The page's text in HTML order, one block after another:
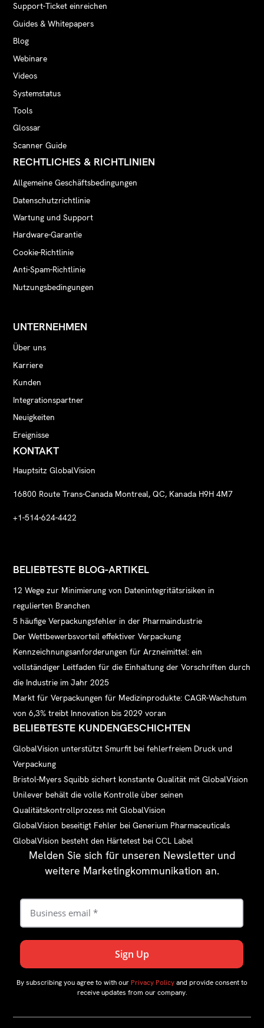
Support-Ticket einreichen
Guides & Whitepapers
Blog
Webinare
Videos
Systemstatus
Tools
Glossar
Scanner Guide
RECHTLICHES & RICHTLINIEN
Allgemeine Geschäftsbedingungen
Datenschutzrichtlinie
Wartung und Support
Hardware-Garantie
Cookie-Richtlinie
Anti-Spam-Richtlinie
Nutzungsbedingungen
UNTERNEHMEN
Über uns
Karriere
Kunden
Integrationspartner
Neuigkeiten
Ereignisse
KONTAKT
Hauptsitz GlobalVision
16800 Route Trans-Canada Montreal, QC, Kanada H9H 4M7
+1-514-624-4422
BELIEBTESTE BLOG-ARTIKEL
12 Wege zur Minimierung von Datenintegritätsrisiken in
regulierten Branchen
5 häufige Verpackungsfehler in der Pharmaindustrie
Der Wettbewerbsvorteil effektiver Verpackung
Kennzeichnungsanforderungen für Arzneimittel: ein
vollständiger Leitfaden für die Einhaltung der Vorschriften durch
die Industrie im Jahr 2025
Markt für Verpackungen für Medizinprodukte: CAGR-Wachstum
von 6,3% treibt Innovation bis 2029 voran
BELIEBTESTE KUNDENGESCHICHTEN
GlobalVision unterstützt Smurfit bei fehlerfreiem Druck und
Verpackung
Bristol-Myers Squibb sichert konstante Qualität mit GlobalVision
Unilever behält die volle Kontrolle über seinen
Qualitätskontrollprozess mit GlobalVision
GlobalVision beseitigt Fehler bei Generium Pharmaceuticals
GlobalVision besteht den Härtetest bei CCL Label
Melden Sie sich für unseren Newsletter und
weitere Marketingkommunikation an.
By subscribing you agree to with our Privacy Policyand provide consent to
receive updates from our company.